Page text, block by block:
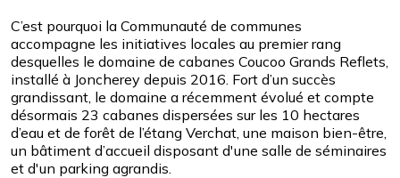
C’est pourquoi la Communauté de communes
accompagne les initiatives locales au premier rang
desquelles le domaine de cabanes Coucoo Grands Reflets,
installé à Joncherey depuis 2016. Fort d’un succès
grandissant, le domaine a récemment évolué et compte
désormais 23 cabanes dispersées sur les 10 hectares
d’eau et de forêt de l’étang Verchat, une maison bien-être,
un bâtiment d’accueil disposant d'une salle de séminaires
et d'un parking agrandis.